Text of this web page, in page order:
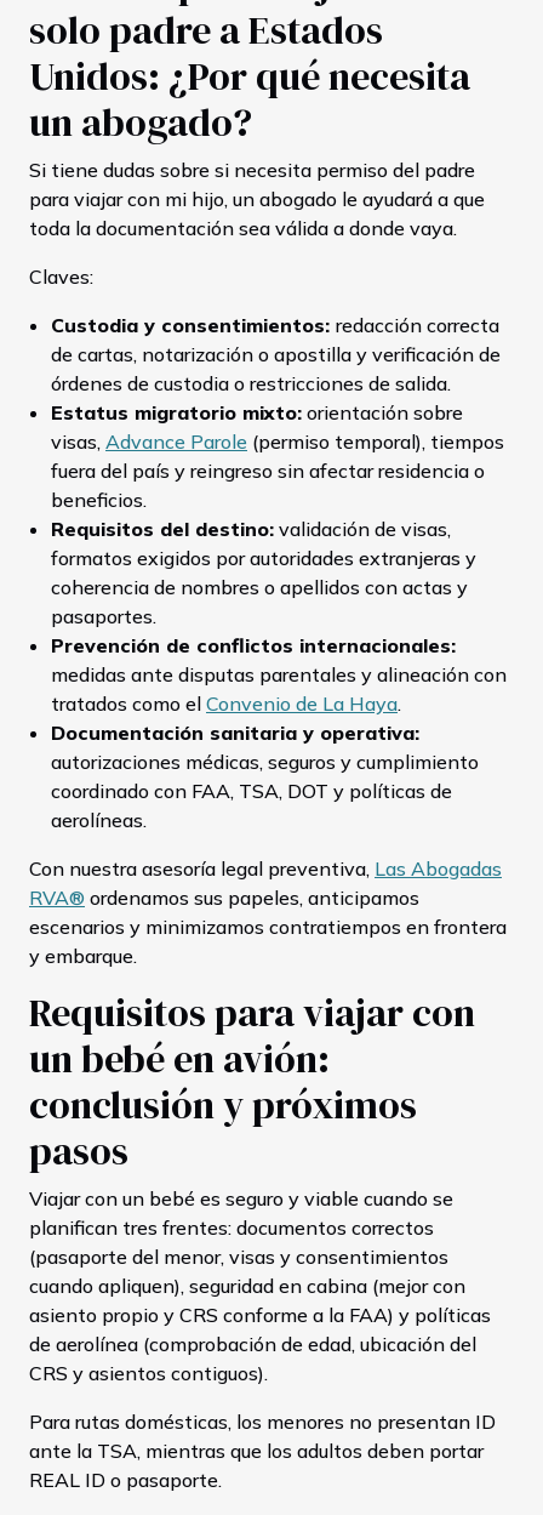
solo padre a Estados
Unidos: ¿Por qué necesita
un abogado?
Si tiene dudas sobre si necesita permiso del padre
para viajar con mi hijo, un abogado le ayudará a que
toda la documentación sea válida a donde vaya.
Claves:
Custodia y consentimientos: redacción correcta
de cartas, notarización o apostilla y verificación de
órdenes de custodia o restricciones de salida.
Estatus migratorio mixto: orientación sobre
visas, Advance Parole (permiso temporal), tiempos
fuera del país y reingreso sin afectar residencia o
beneficios.
Requisitos del destino: validación de visas,
formatos exigidos por autoridades extranjeras y
coherencia de nombres o apellidos con actas y
pasaportes.
Prevención de conflictos internacionales:
medidas ante disputas parentales y alineación con
tratados como el Convenio de La Haya.
Documentación sanitaria y operativa:
autorizaciones médicas, seguros y cumplimiento
coordinado con FAA, TSA, DOT y políticas de
aerolíneas.
Con nuestra asesoría legal preventiva, Las Abogadas
RVA® ordenamos sus papeles, anticipamos
escenarios y minimizamos contratiempos en frontera
y embarque.
Requisitos para viajar con
un bebé en avión:
conclusión y próximos
pasos
Viajar con un bebé es seguro y viable cuando se
planifican tres frentes: documentos correctos
(pasaporte del menor, visas y consentimientos
cuando apliquen), seguridad en cabina (mejor con
asiento propio y CRS conforme a la FAA) y políticas
de aerolínea (comprobación de edad, ubicación del
CRS y asientos contiguos).
Para rutas domésticas, los menores no presentan ID
ante la TSA, mientras que los adultos deben portar
REAL ID o pasaporte.